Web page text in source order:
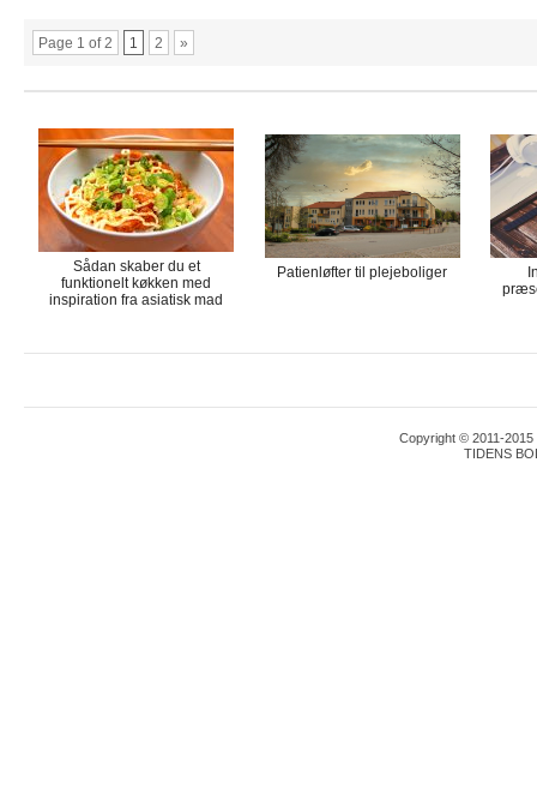
Page 1 of 2 1 2 »
Sådan skaber du et
funktionelt køkken med
inspiration fra asiatisk mad
Patienløfter til plejeboliger
Copyright © 2011-2015
TIDENS